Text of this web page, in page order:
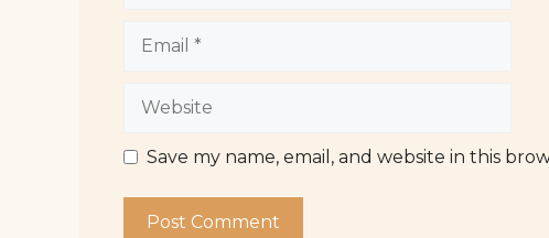
Website
Save my name, email, and website in this